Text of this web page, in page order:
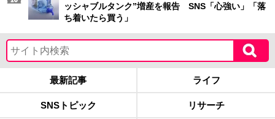
ッシャブルタンク”増産を報告 SNS「心強い」「落
ち着いたら買う」
最新記事 ライフ
SNSトピック リサーチ